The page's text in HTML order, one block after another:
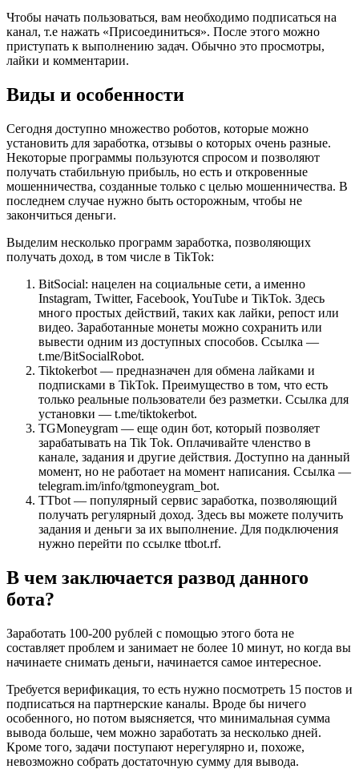
Чтобы начать пользоваться, вам необходимо подписаться на
канал, т.е нажать «Присоединиться». После этого можно
приступать к выполнению задач. Обычно это просмотры,
лайки и комментарии.
Виды и особенности
Сегодня доступно множество роботов, которые можно
установить для заработка, отзывы о которых очень разные.
Некоторые программы пользуются спросом и позволяют
получать стабильную прибыль, но есть и откровенные
мошенничества, созданные только с целью мошенничества. В
последнем случае нужно быть осторожным, чтобы не
закончиться деньги.
Выделим несколько программ заработка, позволяющих
получать доход, в том числе в TikTok:
BitSocial: нацелен на социальные сети, а именно
Instagram, Twitter, Facebook, YouTube и TikTok. Здесь
много простых действий, таких как лайки, репост или
видео. Заработанные монеты можно сохранить или
вывести одним из доступных способов. Ссылка —
t.me/BitSocialRobot.
Tiktokerbot — предназначен для обмена лайками и
подписками в TikTok. Преимущество в том, что есть
только реальные пользователи без разметки. Ссылка для
установки — t.me/tiktokerbot.
TGMoneygram — еще один бот, который позволяет
зарабатывать на Tik Tok. Оплачивайте членство в
канале, задания и другие действия. Доступно на данный
момент, но не работает на момент написания. Ссылка —
telegram.im/info/tgmoneygram_bot.
TTbot — популярный сервис заработка, позволяющий
получать регулярный доход. Здесь вы можете получить
задания и деньги за их выполнение. Для подключения
нужно перейти по ссылке ttbot.rf.
В чем заключается развод данного
бота?
Заработать 100-200 рублей с помощью этого бота не
составляет проблем и занимает не более 10 минут, но когда вы
начинаете снимать деньги, начинается самое интересное.
Требуется верификация, то есть нужно посмотреть 15 постов и
подписаться на партнерские каналы. Вроде бы ничего
особенного, но потом выясняется, что минимальная сумма
вывода больше, чем можно заработать за несколько дней.
Кроме того, задачи поступают нерегулярно и, похоже,
невозможно собрать достаточную сумму для вывода.